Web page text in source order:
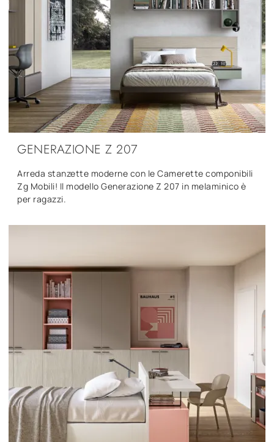
GENERAZIONE Z 207
Arreda stanzette moderne con le Camerette componibili
Zg Mobili! Il modello Generazione Z 207 in melaminico è
per ragazzi.